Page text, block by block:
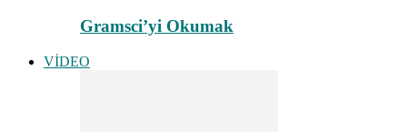
Gramsci’yi Okumak
VİDEO